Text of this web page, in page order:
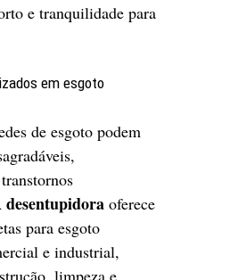
e tranquilidade para
em esgoto
de esgoto podem
desentupidora oferece
para esgoto
e industrial,
limpeza e